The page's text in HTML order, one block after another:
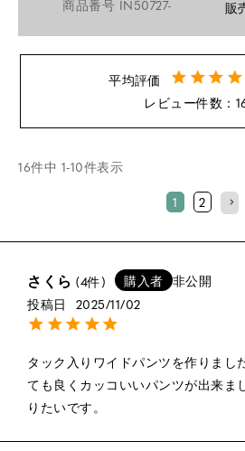
商品番号 IN50727- 販
16件中 1-10件表示
1
2
さくら 4 購入者 非公開
投稿日
2025/11/02
タック入りワイドパンツを作りまし
ても良くカッコいいパンツが出来ま
りたいです。